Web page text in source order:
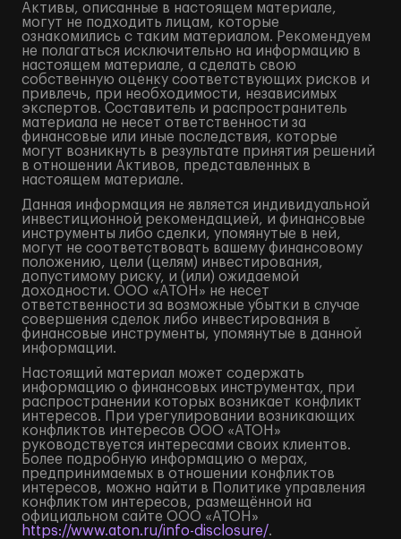
Активы, описанные в настоящем материале,
могут не подходить лицам, которые
ознакомились с таким материалом. Рекомендуем
не полагаться исключительно на информацию в
настоящем материале, а сделать свою
собственную оценку соответствующих рисков и
привлечь, при необходимости, независимых
экспертов. Составитель и распространитель
материала не несет ответственности за
финансовые или иные последствия, которые
могут возникнуть в результате принятия решений
в отношении Активов, представленных в
настоящем материале.
Данная информация не является индивидуальной
инвестиционной рекомендацией, и финансовые
инструменты либо сделки, упомянутые в ней,
могут не соответствовать вашему финансовому
положению, цели (целям) инвестирования,
допустимому риску, и (или) ожидаемой
доходности. ООО «АТОН» не несет
ответственности за возможные убытки в случае
совершения сделок либо инвестирования в
финансовые инструменты, упомянутые в данной
информации.
Настоящий материал может содержать
информацию о финансовых инструментах, при
распространении которых возникает конфликт
интересов. При урегулировании возникающих
конфликтов интересов ООО «АТОН»
руководствуется интересами своих клиентов.
Более подробную информацию о мерах,
предпринимаемых в отношении конфликтов
интересов, можно найти в Политике управления
конфликтом интересов, размещённой на
официальном сайте ООО «АТОН»
https://www.aton.ru/info-disclosure/.